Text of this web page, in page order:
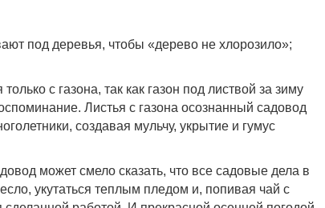
под деревья, чтобы «дерево не хлорозило»;
с газона, так как газон под листвой за зиму
Листья с газона осознанный садовод
создавая мульчу, укрытие и гумус
может смело сказать, что все садовые дела в
укутаться теплым пледом и, попивая чай с